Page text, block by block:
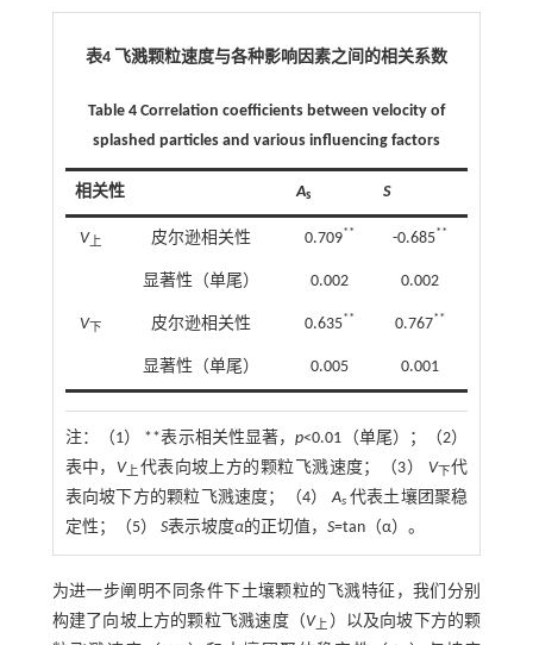
表4 飞溅颗粒速度与各种影响因素之间的相关系数
Table 4 Correlation coefficients between velocity of
splashed particles and various influencing factors
相关性 As S
V上 皮尔逊相关性 0.709** -0.685**
显著性（单尾） 0.002 0.002
V 下 皮尔逊相关性 0.635** 0.767**
显著性（单尾） 0.005 0.001
注： （1） **表示相关性显著，p<0.01（单尾）；（2）
表中， V上代表向坡上方的颗粒飞溅速度；（3） V 下代
表向坡下方的颗粒飞溅速度；（4）As代表土壤团聚稳
定性；（5） S表示坡度α的正切值， S=tan（α）。
为进一步阐明不同条件下土壤颗粒的飞溅特征，我们分别
构建了向坡上方的颗粒飞溅速度（V上 ）以及向坡下方的颗